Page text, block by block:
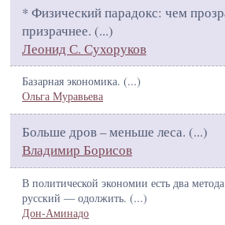
* Физический парадокс: чем
призрачнее. (...)
Леонид С. Сухоруков
Базарная экономика. (...)
Ольга Муравьева
Больше дров – меньше леса. (...)
Владимир Борисов
В политической экономии есть два
русский — одолжить. (...)
Дон-Аминадо